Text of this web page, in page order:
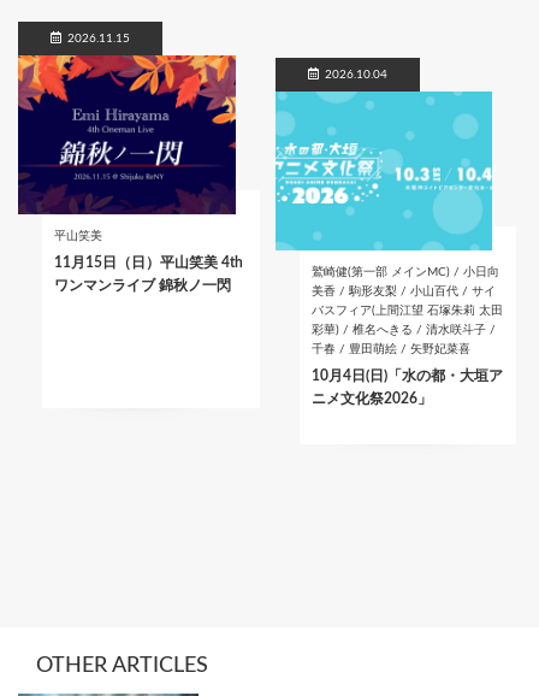
2026.11.15
平山笑美
11月15日（日）平山笑美 4th
ワンマンライブ 錦秋ノ一閃
2026.10.04
鷲崎健(第一部 メインMC) / 小日向
美香 / 駒形友梨 / 小山百代 / サイ
バスフィア(上間江望 石塚朱莉 太田
彩華) / 椎名へきる / 清水咲斗子 /
千春 / 豊田萌絵 / 矢野妃菜喜
10月4日(日)「水の都・大垣ア
ニメ文化祭2026」
OTHER ARTICLES